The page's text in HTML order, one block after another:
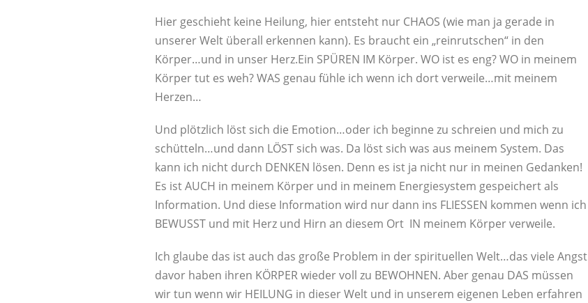
Hier geschieht keine Heilung, hier entsteht nur CHAOS (wie man ja gerade in
unserer Welt überall erkennen kann). Es braucht ein „reinrutschen“ in den
Körper…und in unser Herz.Ein SPÜREN IM Körper. WO ist es eng? WO in meinem
Körper tut es weh? WAS genau fühle ich wenn ich dort verweile…mit meinem
Herzen…
Und plötzlich löst sich die Emotion…oder ich beginne zu schreien und mich zu
schütteln…und dann LÖST sich was. Da löst sich was aus meinem System. Das
kann ich nicht durch DENKEN lösen. Denn es ist ja nicht nur in meinen Gedanken!
Es ist AUCH in meinem Körper und in meinem Energiesystem gespeichert als
Information. Und diese Information wird nur dann ins FLIESSEN kommen wenn ich
BEWUSST und mit Herz und Hirn an diesem Ort IN meinem Körper verweile.
Ich glaube das ist auch das große Problem in der spirituellen Welt…das viele Angst
davor haben ihren KÖRPER wieder voll zu BEWOHNEN. Aber genau DAS müssen
wir tun wenn wir HEILUNG in dieser Welt und in unserem eigenen Leben erfahren